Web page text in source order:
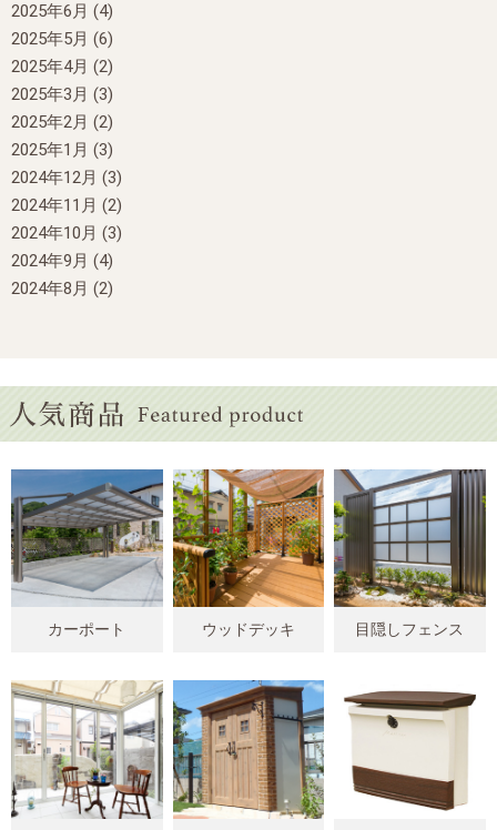
2025年6月 (4)
2025年5月 (6)
2025年4月 (2)
2025年3月 (3)
2025年2月 (2)
2025年1月 (3)
2024年12月 (3)
2024年11月 (2)
2024年10月 (3)
2024年9月 (4)
2024年8月 (2)
カーポート ウッドデッキ 目隠しフェンス